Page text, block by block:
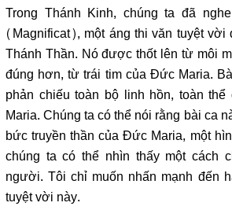
Trong Thánh Kinh, chúng ta đã
(Magnificat), một áng thi văn tuyệt
Thánh Thần. Nó được thốt lên từ môi
đúng hơn, từ trái tim của Đức Maria.
phản chiếu toàn bộ linh hồn, toàn
Maria. Chúng ta có thể nói rằng bài ca
bức truyền thần của Đức Maria, một
chúng ta có thể nhìn thấy một cách
người. Tôi chỉ muốn nhấn mạnh đến
tuyệt vời này.